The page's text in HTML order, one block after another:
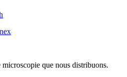
que nous distribuons.